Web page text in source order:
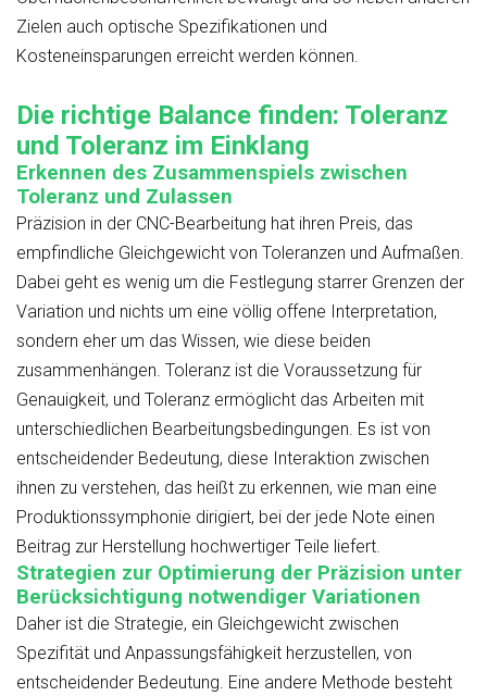
Zielen auch optische Spezifikationen und
Kosteneinsparungen erreicht werden können.
Die richtige Balance finden: Toleranz
und Toleranz im Einklang
Erkennen des Zusammenspiels zwischen
Toleranz und Zulassen
Präzision in der CNC-Bearbeitung hat ihren Preis, das
empfindliche Gleichgewicht von Toleranzen und Aufmaßen.
Dabei geht es wenig um die Festlegung starrer Grenzen der
Variation und nichts um eine völlig offene Interpretation,
sondern eher um das Wissen, wie diese beiden
zusammenhängen. Toleranz ist die Voraussetzung für
Genauigkeit, und Toleranz ermöglicht das Arbeiten mit
unterschiedlichen Bearbeitungsbedingungen. Es ist von
entscheidender Bedeutung, diese Interaktion zwischen
ihnen zu verstehen, das heißt zu erkennen, wie man eine
Produktionssymphonie dirigiert, bei der jede Note einen
Beitrag zur Herstellung hochwertiger Teile liefert.
Strategien zur Optimierung der Präzision unter
Berücksichtigung notwendiger Variationen
Daher ist die Strategie, ein Gleichgewicht zwischen
Spezifität und Anpassungsfähigkeit herzustellen, von
entscheidender Bedeutung. Eine andere Methode besteht